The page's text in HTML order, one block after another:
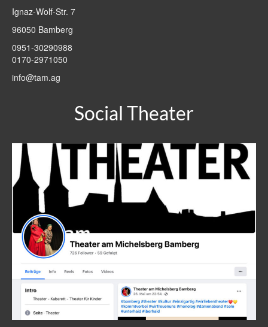
Ignaz-Wolf-Str. 7
96050 Bamberg
0951-30290988
0170-2971050
info@tam.ag
Social Theater